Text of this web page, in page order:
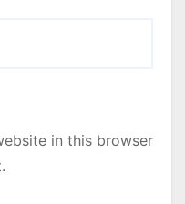
in this browser